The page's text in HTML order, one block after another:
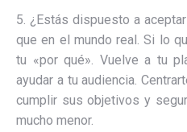
5. ¿Estás dispuesto a
que en el mundo real. Si lo
tu «por qué». Vuelve a tu
ayudar a tu audiencia.
cumplir sus objetivos y
mucho menor.